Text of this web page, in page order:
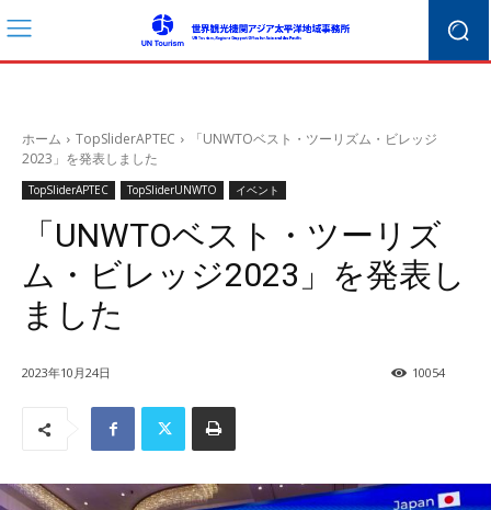
ホーム TopSliderAPTEC
「UNWTOベスト・ツーリズム・ビレッジ
2023」を発表しました
TopSliderAPTEC TopSliderUNWTO イベント
「UNWTOベスト・ツーリズ
ム・ビレッジ2023」を発表し
ました
2023年10月24日 10054